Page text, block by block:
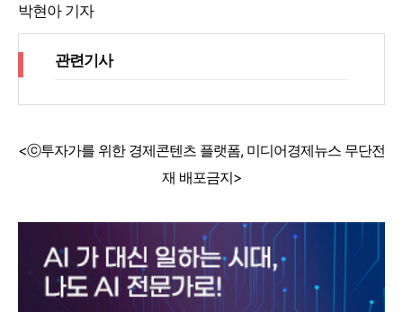
박현아 기자
관련기사
<ⓒ투자가를 위한 경제콘텐츠 플랫폼, 미디어경제뉴스 무단전
재 배포금지>